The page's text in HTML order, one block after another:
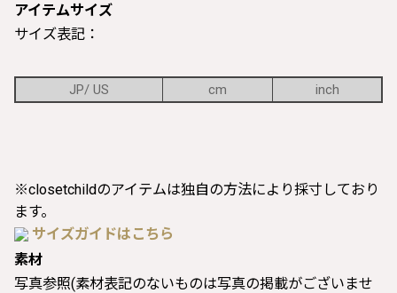
アイテムサイズ
サイズ表記：
JP/ US cm inch
※closetchildのアイテムは独自の方法により採寸しており
ます。
サイズガイドはこちら
素材
写真参照(素材表記のないものは写真の掲載がございませ